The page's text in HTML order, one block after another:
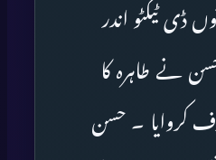
ڈی ٹیکٹو اندر
نے طاہرہ کا
کروایا ۔ حسن